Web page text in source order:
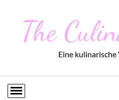
The
Eine kulinarische